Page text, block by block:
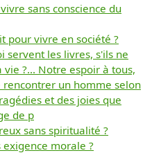
sans conscience du
pour vivre en société ?
servent les livres, s'ils ne
?... Notre espoir à tous,
un homme selon
et des joies que
de p
sans spiritualité ?
morale ?